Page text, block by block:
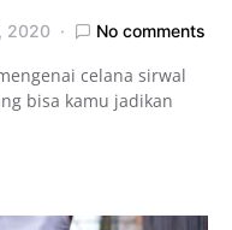
2020 No comments
celana sirwal
bisa kamu jadikan